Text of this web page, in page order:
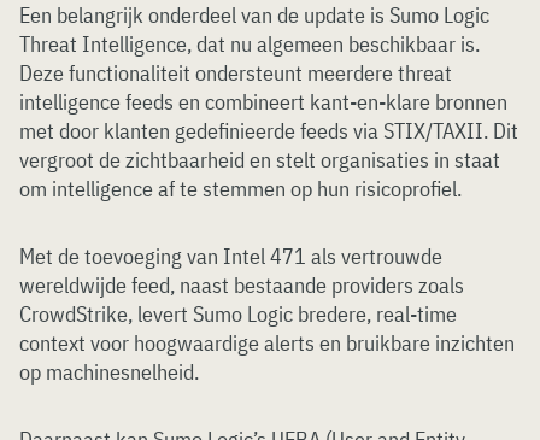
Een belangrijk onderdeel van de update is Sumo Logic
Threat Intelligence, dat nu algemeen beschikbaar is.
Deze functionaliteit ondersteunt meerdere threat
intelligence feeds en combineert kant-en-klare bronnen
met door klanten gedefinieerde feeds via STIX/TAXII. Dit
vergroot de zichtbaarheid en stelt organisaties in staat
om intelligence af te stemmen op hun risicoprofiel.
Met de toevoeging van Intel 471 als vertrouwde
wereldwijde feed, naast bestaande providers zoals
CrowdStrike, levert Sumo Logic bredere, real-time
context voor hoogwaardige alerts en bruikbare inzichten
op machinesnelheid.